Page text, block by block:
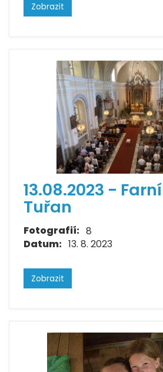
Zobrazit
13.08.2023 -
Tuřan
Fotografií: 8
Datum: 13. 8. 2023
Zobrazit